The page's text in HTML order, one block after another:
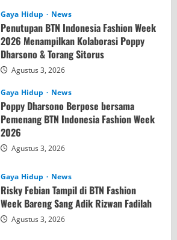
Gaya Hidup News
Penutupan BTN Indonesia Fashion Week
2026 Menampilkan Kolaborasi Poppy
Dharsono & Torang Sitorus
Agustus 3, 2026
Gaya Hidup News
Poppy Dharsono Berpose bersama
Pemenang BTN Indonesia Fashion Week
2026
Agustus 3, 2026
Gaya Hidup News
Risky Febian Tampil di BTN Fashion
Week Bareng Sang Adik Rizwan Fadilah
Agustus 3, 2026